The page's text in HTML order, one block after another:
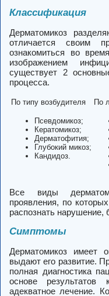
Классификация
Дерматомикоз
отличается своим
ознакомиться во
изображением
существует 2
процесса.
По типу возбудителя По
Псевдомикоз;
Кератомикоз;
Дерматофития;
Глубокий микоз;
Кандидоз.
Все виды
проявления, по
распознать нарушение,
Симптомы
Дерматомикоз имеет
выдают его развитие.
полная диагностика
основе результатов
адекватное лечение.